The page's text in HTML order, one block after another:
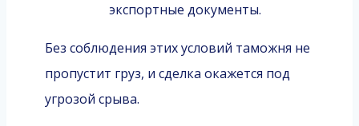
экспортные документы.
Без соблюдения этих условий таможня не
пропустит груз, и сделка окажется под
угрозой срыва.